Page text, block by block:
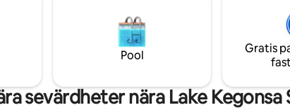
bilresa till
• Extremt
• Licensnummer
• Zontillstånd
kajaker, på vår SUP-bräda eller
fiska från vår brygga. Förbered
i vårt vackert ombyggda kök,
gasolgrill eller vid stranden på
eldstad.
Pool
Gratis
sevärdheter nära Lake Kegonsa